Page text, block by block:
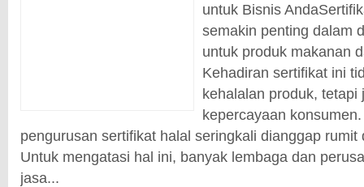
untuk Bisnis
semakin penting dalam
untuk produk makanan
Kehadiran sertifikat ini
kehalalan produk, tetapi
kepercayaan
pengurusan sertifikat halal seringkali dianggap rumit
Untuk mengatasi hal ini, banyak lembaga dan
jasa...